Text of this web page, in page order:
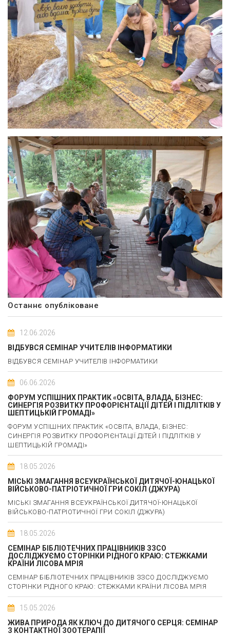
Останнє опубліковане
12.06.2026
ВІДБУВСЯ СЕМІНАР УЧИТЕЛІВ ІНФОРМАТИКИ
ВІДБУВСЯ СЕМІНАР УЧИТЕЛІВ ІНФОРМАТИКИ
06.06.2026
ФОРУМ УСПІШНИХ ПРАКТИК «ОСВІТА, ВЛАДА, БІЗНЕС:
СИНЕРГІЯ РОЗВИТКУ ПРОФОРІЄНТАЦІЇ ДІТЕЙ І ПІДЛІТКІВ У
ШЕПТИЦЬКІЙ ГРОМАДІ»
ФОРУМ УСПІШНИХ ПРАКТИК «ОСВІТА, ВЛАДА, БІЗНЕС:
СИНЕРГІЯ РОЗВИТКУ ПРОФОРІЄНТАЦІЇ ДІТЕЙ І ПІДЛІТКІВ У
ШЕПТИЦЬКІЙ ГРОМАДІ»
18.05.2026
МІСЬКІ ЗМАГАННЯ ВСЕУКРАЇНСЬКОЇ ДИТЯЧОЇ-ЮНАЦЬКОЇ
ВІЙСЬКОВО-ПАТРІОТИЧНОЇ ГРИ СОКІЛ (ДЖУРА)
МІСЬКІ ЗМАГАННЯ ВСЕУКРАЇНСЬКОЇ ДИТЯЧОЇ-ЮНАЦЬКОЇ
ВІЙСЬКОВО-ПАТРІОТИЧНОЇ ГРИ СОКІЛ (ДЖУРА)
18.05.2026
СЕМІНАР БІБЛІОТЕЧНИХ ПРАЦІВНИКІВ ЗЗСО
ДОСЛІДЖУЄМО СТОРІНКИ РІДНОГО КРАЮ: СТЕЖКАМИ
КРАЇНИ ЛІСОВА МРІЯ
СЕМІНАР БІБЛІОТЕЧНИХ ПРАЦІВНИКІВ ЗЗСО ДОСЛІДЖУЄМО
СТОРІНКИ РІДНОГО КРАЮ: СТЕЖКАМИ КРАЇНИ ЛІСОВА МРІЯ
15.05.2026
ЖИВА ПРИРОДА ЯК КЛЮЧ ДО ДИТЯЧОГО СЕРЦЯ: СЕМІНАР
З КОНТАКТНОЇ ЗООТЕРАПІЇ